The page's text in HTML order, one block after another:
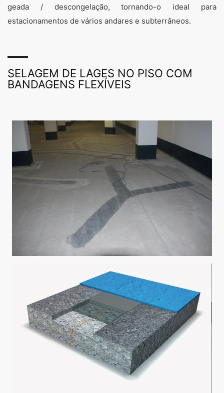
geada / descongelação, tornando-o ideal para
estacionamentos de vários andares e subterrâneos.
SELAGEM DE LAGES NO PISO COM
BANDAGENS FLEXÍVEIS